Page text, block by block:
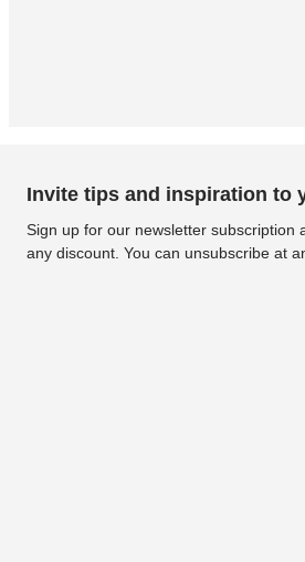
Invite tips and inspiration to
Sign up for our newsletter subscription
any discount. You can unsubscribe at